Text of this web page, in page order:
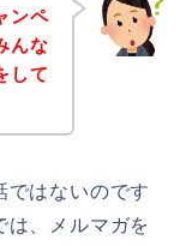
ンペ
んな
して
ではないのです
は、メルマガを